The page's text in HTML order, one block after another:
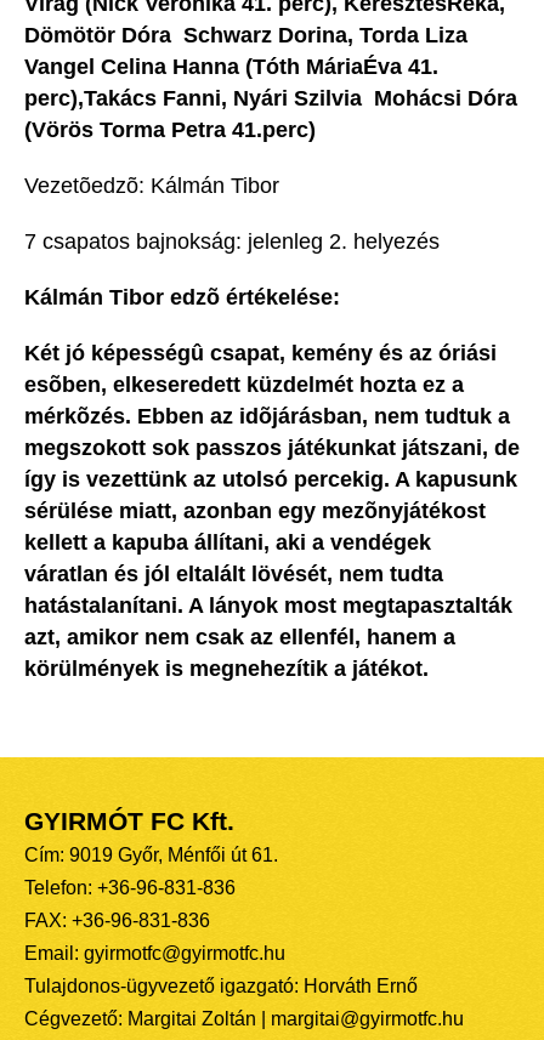
Dömötör Dóra  Schwarz Dorina, Torda Liza 
Vangel Celina Hanna (Tóth MáriaÉva 41.
perc),Takács Fanni, Nyári Szilvia  Mohácsi Dóra
(Vörös Torma Petra 41.perc)
Vezetõedzõ: Kálmán Tibor
7 csapatos bajnokság: jelenleg 2. helyezés
Kálmán Tibor edzõ értékelése:
Két jó képességû csapat, kemény és az óriási
esõben, elkeseredett küzdelmét hozta ez a
mérkõzés. Ebben az idõjárásban, nem tudtuk a
megszokott sok passzos játékunkat játszani, de
így is vezettünk az utolsó percekig. A kapusunk
sérülése miatt, azonban egy mezõnyjátékost
kellett a kapuba állítani, aki a vendégek
váratlan és jól eltalált lövését, nem tudta
hatástalanítani. A lányok most megtapasztalták
azt, amikor nem csak az ellenfél, hanem a
körülmények is megnehezítik a játékot.
GYIRMÓT FC Kft.
Cím: 9019 Győr, Ménfői út 61.
Telefon: +36-96-831-836
FAX: +36-96-831-836
Email: gyirmotfc@gyirmotfc.hu
Tulajdonos-ügyvezető igazgató: Horváth Ernő
Cégvezető: Margitai Zoltán | margitai@gyirmotfc.hu